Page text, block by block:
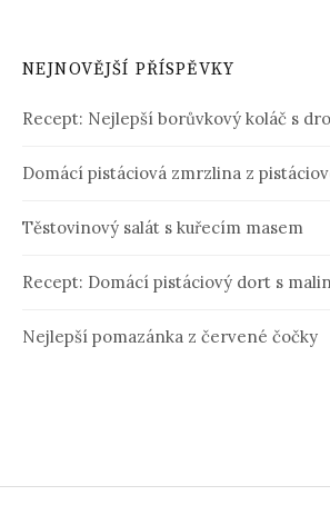
NEJNOVĚJŠÍ PŘÍSPĚVKY
Recept: Nejlepší borůvkový koláč s
Domácí pistáciová zmrzlina z
Těstovinový salát s kuřecím masem
Recept: Domácí pistáciový dort s
Nejlepší pomazánka z červené čočky